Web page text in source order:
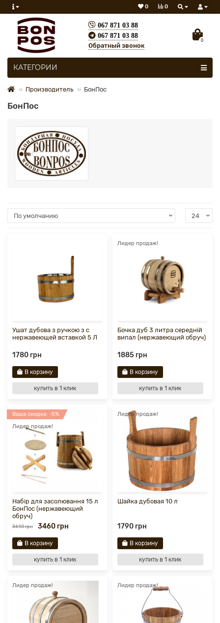
0
0
067 871 03 88
067 871 03 88
Обратный звонок
0
Все категории
КАТЕГОРИИ
Производитель БонПос
БонПос
Ушат дубова з ручкою з с
нержавеющей вставкой 5 Л
1780 грн
В корзину
купить в 1 клик
Лидер продаж!
Бочка дуб 3 литра середній
випал (нержавеющий обруч)
1885 грн
В корзину
купить в 1 клик
Ваша скидка: -5%
Лидер продаж!
Набір для засолювання 15 л
БонПос (нержавеющий
обруч)
3640 грн 3460 грн
В корзину
купить в 1 клик
Лидер продаж!
Шайка дубовая 10 л
1790 грн
В корзину
купить в 1 клик
Лидер продаж! Лидер продаж!